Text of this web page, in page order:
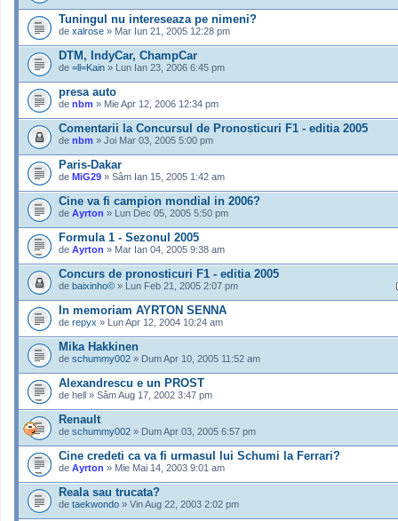
Tuningul nu intereseaza pe nimeni?
de xalrose » Mar Iun 21, 2005 12:28 pm
DTM, IndyCar, ChampCar
de =ll=Kain » Lun Ian 23, 2006 6:45 pm
presa auto
de nbm » Mie Apr 12, 2006 12:34 pm
Comentarii la Concursul de Pronosticuri F1 - editia 2005
de nbm » Joi Mar 03, 2005 5:00 pm
Paris-Dakar
de MiG29 » Sâm Ian 15, 2005 1:42 am
Cine va fi campion mondial in 2006?
de Ayrton » Lun Dec 05, 2005 5:50 pm
Formula 1 - Sezonul 2005
de Ayrton » Mar Ian 04, 2005 9:38 am
Concurs de pronosticuri F1 - editia 2005
de baixinho© » Lun Feb 21, 2005 2:07 pm
In memoriam AYRTON SENNA
de repyx » Lun Apr 12, 2004 10:24 am
Mika Hakkinen
de schummy002 » Dum Apr 10, 2005 11:52 am
Alexandrescu e un PROST
de hell » Sâm Aug 17, 2002 3:47 pm
Renault
de schummy002 » Dum Apr 03, 2005 6:57 pm
Cine credeti ca va fi urmasul lui Schumi la Ferrari?
de Ayrton » Mie Mai 14, 2003 9:01 am
Reala sau trucata?
de taekwondo » Vin Aug 22, 2003 2:02 pm